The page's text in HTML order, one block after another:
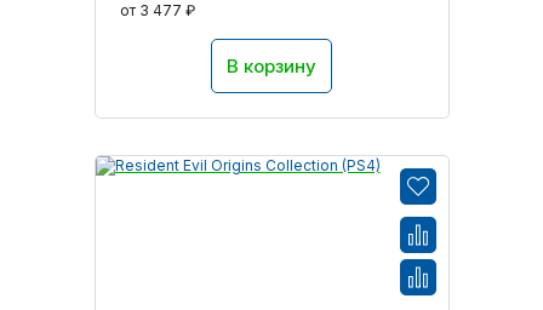
от 3 477 ₽
В корзину